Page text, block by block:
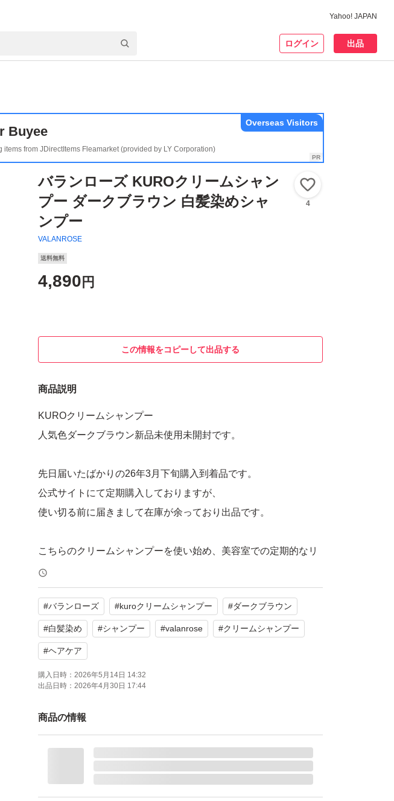
Yahoo! JAPAN
ログイン 出品
Buyee
from JDirectItems Fleamarket (provided by LY Corporation)
Overseas Visitors
バランローズ KUROクリームシャン
プー ダークブラウン 白髪染めシャ
ンプー
VALANROSE
4
送料無料
4,890 円
この情報をコピーして出品する
商品説明
KUROクリームシャンプー
人気色ダークブラウン新品未使用未開封です。
先日届いたばかりの26年3月下旬購入到着品です。
公式サイトにて定期購入しておりますが、
使い切る前に届きまして在庫が余っており出品です。
こちらのクリームシャンプーを使い始め、美容室での定期的なリ
タッチ染めが不要になりました。色付きが悪い場合は乾いた髪で
15分放置がおすすめとのことです。
パンフレットはつきませんが
初回の方等で必要でしたら対応いたしますので、
ダークブラウン×1個 400g
#バランローズ #kuroクリームシャンプー #ダークブラウン
#白髪染め #シャンプー #valanrose #クリームシャンプー
#ヘアケア
購入日時： 2026年5月14日 14:32
出品日時： 2026年4月30日 17:44
商品の情報